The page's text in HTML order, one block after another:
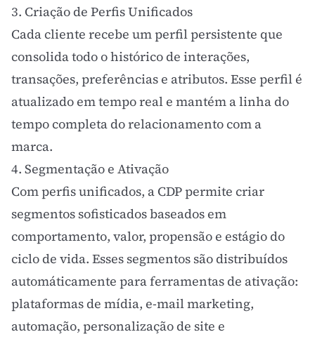
3. Criação de Perfis Unificados
Cada cliente recebe um perfil persistente que
consolida todo o histórico de interações,
transações, preferências e atributos. Esse perfil é
atualizado em tempo real e mantém a linha do
tempo completa do relacionamento com a
marca.
4. Segmentação e Ativação
Com perfis unificados, a CDP permite criar
segmentos sofisticados baseados em
comportamento, valor, propensão e estágio do
ciclo de vida. Esses segmentos são distribuídos
automáticamente para ferramentas de ativação:
plataformas de mídia, e-mail marketing,
automação, personalização de site e